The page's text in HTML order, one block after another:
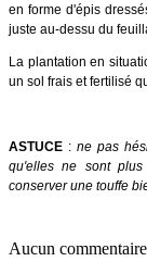
en forme d'épis
juste au-dessu du
La plantation en
un sol frais et fertilisé
ASTUCE : ne pas
qu'elles ne sont
conserver une touffe
Aucun commentaire